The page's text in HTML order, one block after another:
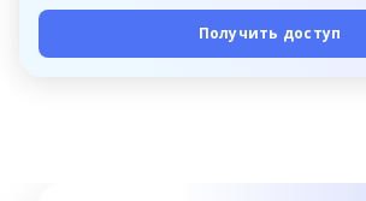
Получить доступ